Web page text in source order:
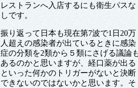
レストランへ入店するにも衛生パスな
しです。
振り返って日本も現在第7波で1日20万
人超えの感染者が出ているときに感染
症の分類を2類から５類にさげる議論
あるのかと思いますが、経口薬が出る
といった何かのトリガーがないと決断
できないのではないかと思います。そ